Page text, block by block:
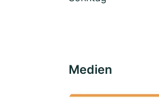
Medien